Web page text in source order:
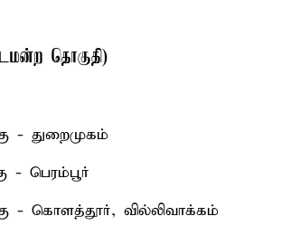
தொகுதி)
- துறைமுகம்
பெரம்பூர்
- கொளத்தூர், வில்லிவாக்கம்